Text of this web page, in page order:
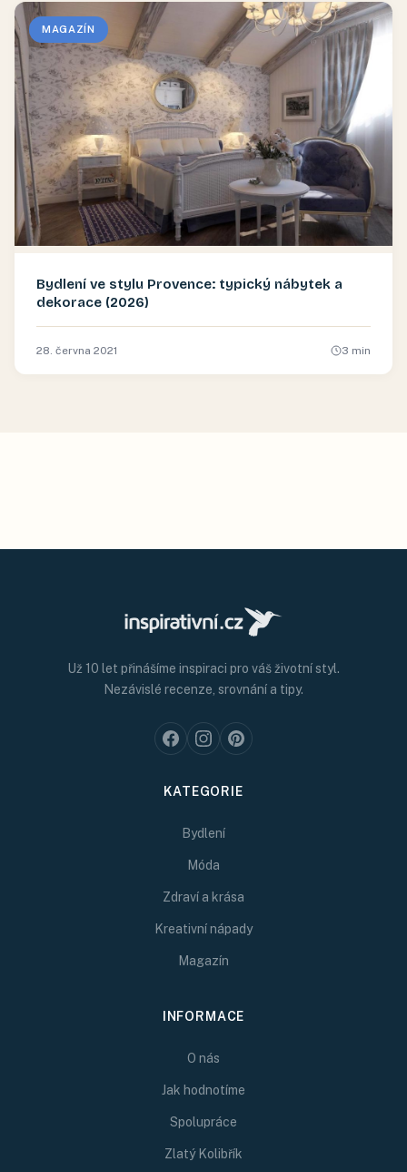
MAGAZÍN
Bydlení ve stylu Provence: typický nábytek a
dekorace (2026)
28. června 2021 3 min
Už 10 let přinášíme inspiraci pro váš životní styl.
Nezávislé recenze, srovnání a tipy.
KATEGORIE
Bydlení
Móda
Zdraví a krása
Kreativní nápady
Magazín
INFORMACE
O nás
Jak hodnotíme
Spolupráce
Zlatý Kolibřík